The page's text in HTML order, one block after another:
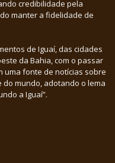
credibilidade pela
manter a fidelidade de
de Iguaí, das cidades
da Bahia, com o passar
uma fonte de notícias sobre
do mundo, adotando o lema
a Iguaí”.